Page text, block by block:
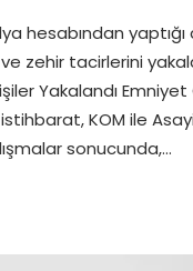
hesabından
zehir tacirlerini
Yakalandı
KOM ile
sonucunda,…